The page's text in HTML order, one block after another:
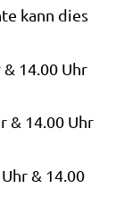
kann dies
14.00 Uhr
& 14.00 Uhr
& 14.00